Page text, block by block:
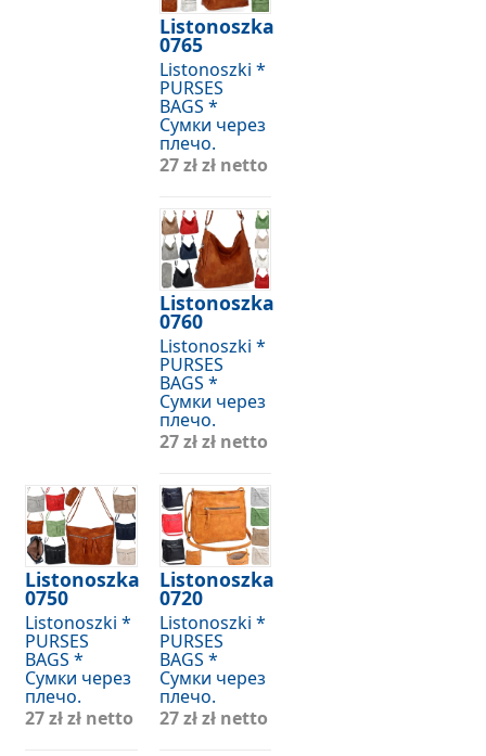
Listonoszka
0765
Listonoszki *
PURSES
BAGS *
Сумки через
плечо.
27 złzł netto
Listonoszka
0760
Listonoszki *
PURSES
BAGS *
Сумки через
плечо.
27 złzł netto
Listonoszka
0750
Listonoszki *
PURSES
BAGS *
Сумки через
плечо.
27 złzł netto
Listonoszka
0720
Listonoszki *
PURSES
BAGS *
Сумки через
плечо.
27 złzł netto